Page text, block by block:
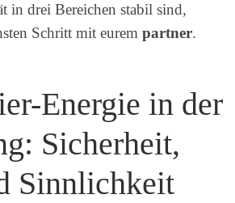
in drei Bereichen stabil sind,
Schritt mit eurem partner.
Energie in der
Sicherheit,
Sinnlichkeit